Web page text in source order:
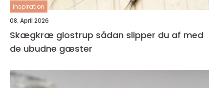
inspiration
08. April 2026
Skægkræ glostrup sådan slipper du af med
de ubudne gæster